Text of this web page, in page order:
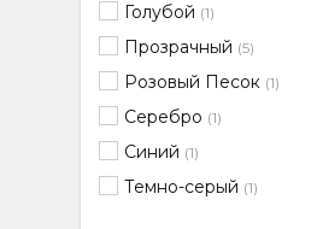
Голубой (1)
Прозрачный (5)
Розовый Песок (1)
Серебро (1)
Синий (1)
Темно-серый (1)